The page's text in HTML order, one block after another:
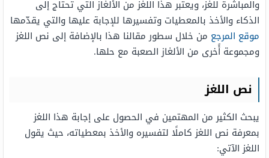
والمباشرة للغز، ويعتبر هذا اللغز من الألغاز التي تحتاج إلى
الذكاء والأخذ بالمعطيات وتفسيرها للإجابة عليها والتي يقدّمها
موقع المرجع من خلال سطور مقالنا هذا بالإضافة إلى نص اللغز
ومجموعة أًخرى من الألغاز الصعبة مع حلها.
نص اللغز
يبحث الكثير من المهتمين في الحصول على إجابة هذا اللغز
بمعرفة نص اللغز كاملًا لتفسيره والأخذ بمعطياته، حيث يقول
اللغز الآتي: